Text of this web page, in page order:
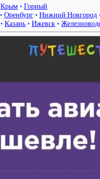
Крым • Горный
• Оренбург • Нижний Новгород
• Казань • Ижевск •